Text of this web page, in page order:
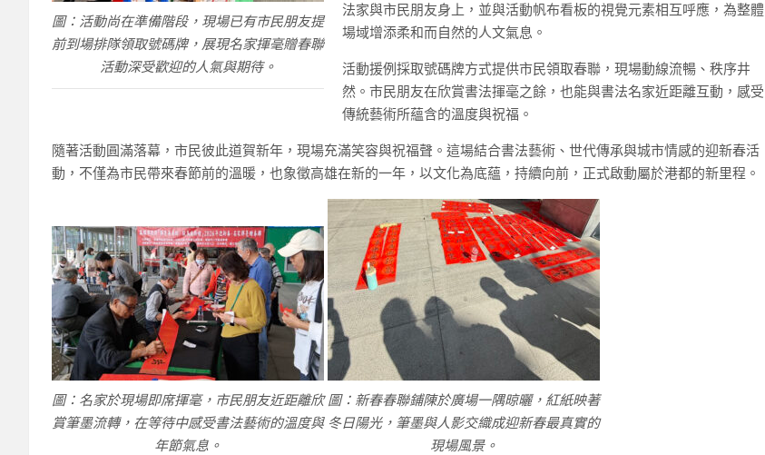
圖：活動尚在準備階段，現場已有市民朋友提
前到場排隊領取號碼牌，展現名家揮毫贈春聯
活動深受歡迎的人氣與期待。
法家與市民朋友身上，並與活動帆布看板的視覺元素相互呼應，為整體
場域增添柔和而自然的人文氣息。
活動援例採取號碼牌方式提供市民領取春聯，現場動線流暢、秩序井
然。市民朋友在欣賞書法揮毫之餘，也能與書法名家近距離互動，感受
傳統藝術所蘊含的溫度與祝福。
隨著活動圓滿落幕，市民彼此道賀新年，現場充滿笑容與祝福聲。這場結合書法藝術、世代傳承與城市情感的迎新春活
動，不僅為市民帶來春節前的溫暖，也象徵高雄在新的一年，以文化為底蘊，持續向前，正式啟動屬於港都的新里程。
圖：名家於現場即席揮毫，市民朋友近距離欣
賞筆墨流轉，在等待中感受書法藝術的溫度與
年節氣息。
圖：新春春聯鋪陳於廣場一隅晾曬，紅紙映著
冬日陽光，筆墨與人影交織成迎新春最真實的
現場風景。